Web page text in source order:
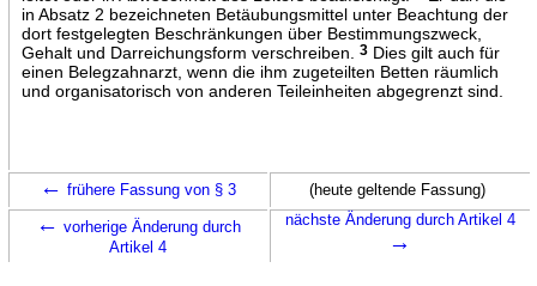
in Absatz 2 bezeichneten Betäubungsmittel unter Beachtung der
dort festgelegten Beschränkungen über Bestimmungszweck,
Gehalt und Darreichungsform verschreiben.
3Dies gilt auch für
einen Belegzahnarzt, wenn die ihm zugeteilten Betten räumlich
und organisatorisch von anderen Teileinheiten abgegrenzt sind.
← frühere Fassung von § 3 (heute geltende Fassung)
← vorherige Änderung durch
Artikel 4
nächste Änderung durch Artikel 4
→